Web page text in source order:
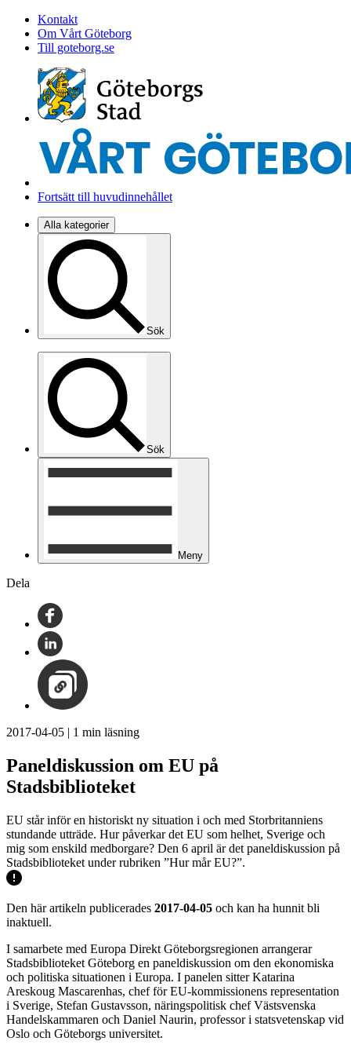
Kontakt
Om Vårt Göteborg
Till goteborg.se
Fortsätt till huvudinnehållet
Alla kategorier
Sök
Sök
Meny
Dela
2017-04-05 | 1 min läsning
Paneldiskussion om EU på
Stadsbiblioteket
EU står inför en historiskt ny situation i och med Storbritanniens
stundande utträde. Hur påverkar det EU som helhet, Sverige och
mig som enskild medborgare? Den 6 april är det paneldiskussion på
Stadsbiblioteket under rubriken ”Hur mår EU?”.
Den här artikeln publicerades 2017-04-05 och kan ha hunnit bli
inaktuell.
I samarbete med Europa Direkt Göteborgsregionen arrangerar
Stadsbiblioteket Göteborg en paneldiskussion om den ekonomiska
och politiska situationen i Europa. I panelen sitter Katarina
Areskoug Mascarenhas, chef för EU-kommissionens representation
i Sverige, Stefan Gustavsson, näringspolitisk chef Västsvenska
Handelskammaren och Daniel Naurin, professor i statsvetenskap vid
Oslo och Göteborgs universitet.